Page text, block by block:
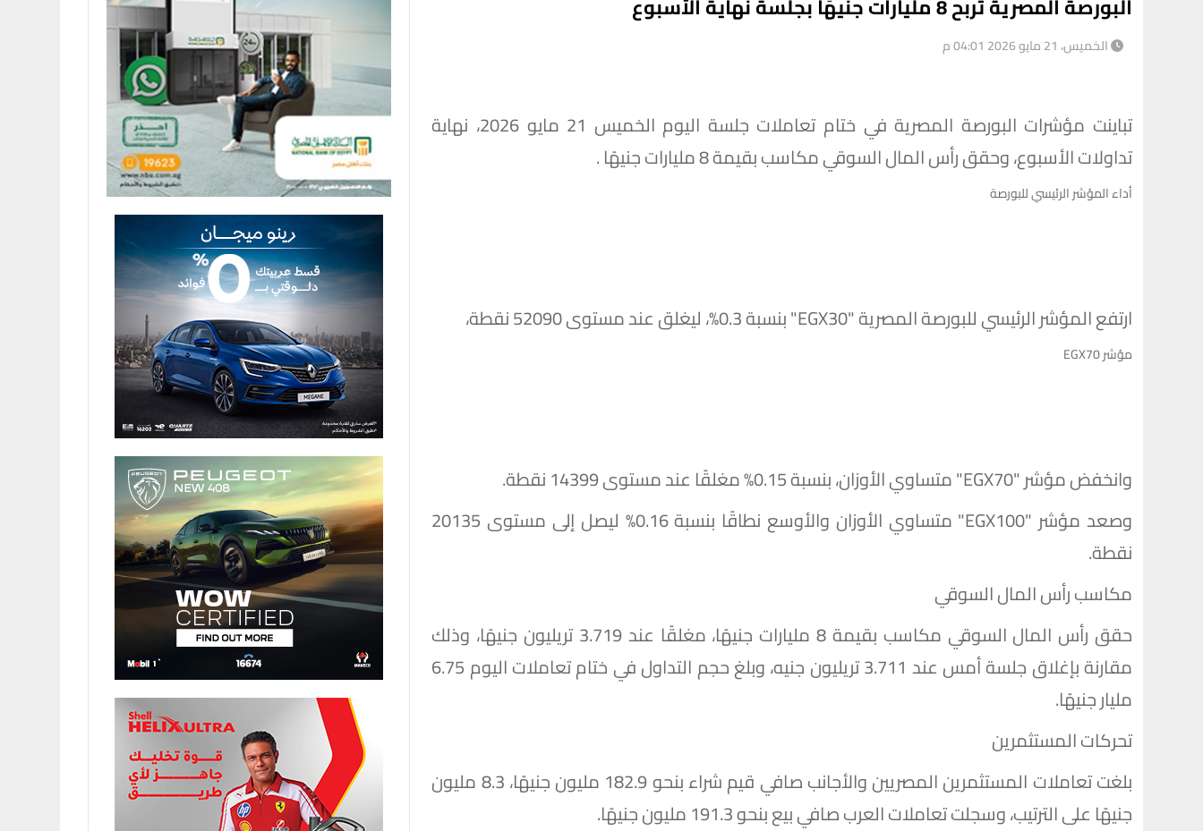
الخميس، 21 مايو 2026 04:01 م
تباينت مؤشرات البورصة المصرية في ختام تعاملات جلسة اليوم الخميس 21 مايو 2026، نهاية
تداولات الأسبوع، وحقق رأس المال السوقي مكاسب بقيمة 8 مليارات جنيهًا .
أداء المؤشر الرئيسي للبورصة
ارتفع المؤشر الرئيسي للبورصة المصرية "EGX30" بنسبة 0.3%، ليغلق عند مستوى 52090 نقطة،
مؤشر EGX70
وانخفض مؤشر "EGX70" متساوي الأوزان، بنسبة 0.15% مغلقًا عند مستوى 14399 نقطة.
وصعد مؤشر "EGX100" متساوي الأوزان والأوسع نطاقًا بنسبة 0.16% ليصل إلى مستوى 20135
نقطة.
مكاسب رأس المال السوقي
حقق رأس المال السوقي مكاسب بقيمة 8 مليارات جنيهًا، مغلقًا عند 3.719 تريليون جنيهًا، وذلك
مقارنة بإغلاق جلسة أمس عند 3.711 تريليون جنيه، وبلغ حجم التداول في ختام تعاملات اليوم 6.75
مليار جنيهًا.
تحركات المستثمرين
بلغت تعاملات المستثمرين المصريين والأجانب صافي قيم شراء بنحو 182.9 مليون جنيهًا، 8.3 مليون
جنيهًا على الترتيب، وسجلت تعاملات العرب صافي بيع بنحو 191.3 مليون جنيهًا.